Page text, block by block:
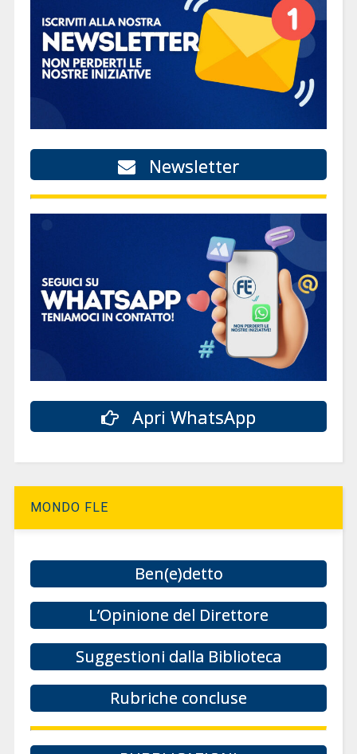
Newsletter
Apri WhatsApp
MONDO FLE
Ben(e)detto
L’Opinione del Direttore
Suggestioni dalla Biblioteca
Rubriche concluse